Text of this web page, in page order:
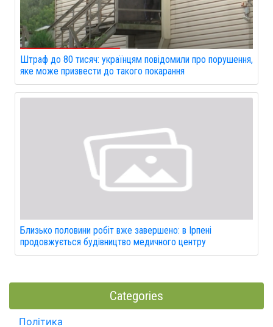
Штраф до 80 тисяч: українцям повідомили про порушення,
яке може призвести до такого покарання
Близько половини робіт вже завершено: в Ірпені
продовжується будівництво медичного центру
Categories
Політика